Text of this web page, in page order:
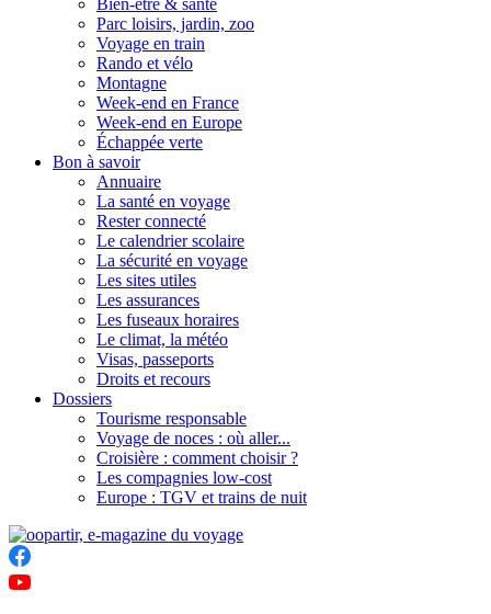
Bien-être & santé
Parc loisirs, jardin, zoo
Voyage en train
Rando et vélo
Montagne
Week-end en France
Week-end en Europe
Échappée verte
Bon à savoir
Annuaire
La santé en voyage
Rester connecté
Le calendrier scolaire
La sécurité en voyage
Les sites utiles
Les assurances
Les fuseaux horaires
Le climat, la météo
Visas, passeports
Droits et recours
Dossiers
Tourisme responsable
Voyage de noces : où aller...
Croisière : comment choisir ?
Les compagnies low-cost
Europe : TGV et trains de nuit